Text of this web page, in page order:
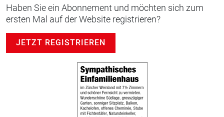
Haben Sie ein Abonnement und möchten sich zum
ersten Mal auf der Website registrieren?
JETZT REGISTRIEREN